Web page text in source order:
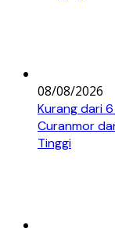
08/08/2026
Kurang dari
Curanmor
Tinggi